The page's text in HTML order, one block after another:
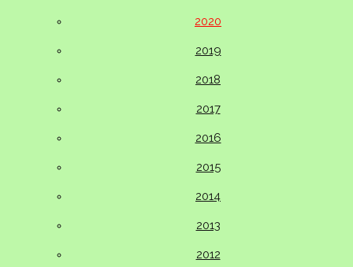
2020
2019
2018
2017
2016
2015
2014
2013
2012